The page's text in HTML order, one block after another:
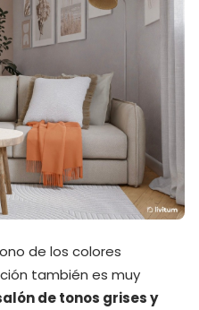
de los colores
también es muy
de tonos grises y